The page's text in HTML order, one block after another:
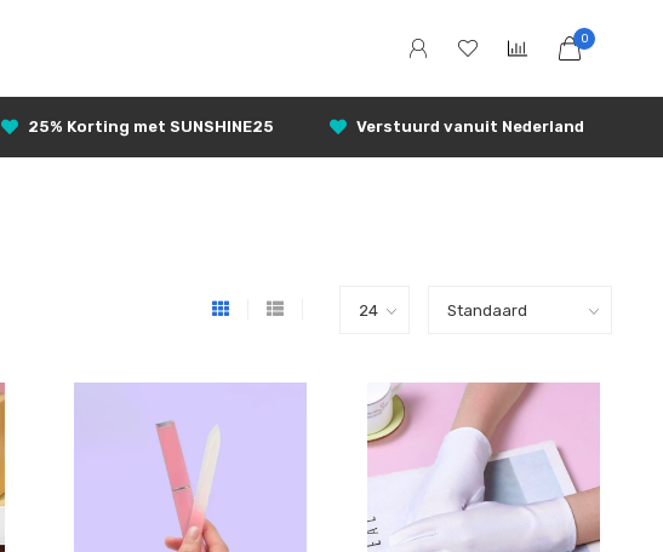
0
25% Korting met SUNSHINE25 Verstuurd vanuit Nederland